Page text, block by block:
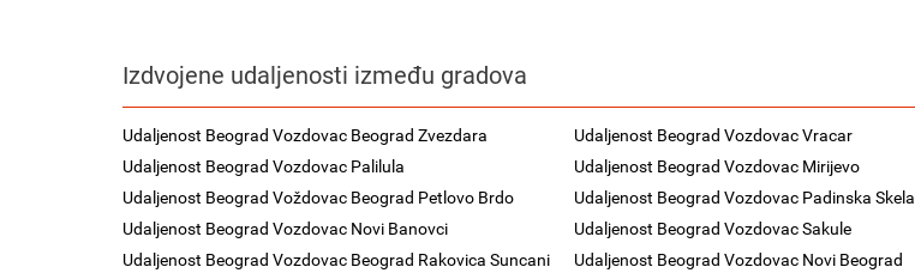
Izdvojene udaljenosti između gradova
Udaljenost Beograd Vozdovac Beograd Zvezdara Udaljenost Beograd Vozdovac Vracar
Udaljenost Beograd Vozdovac Palilula
Udaljenost Beograd Vozdovac Mirijevo
Udaljenost Beograd Voždovac Beograd Petlovo Brdo
Udaljenost Beograd Vozdovac Padinska Skela
Udaljenost Beograd Vozdovac Novi Banovci
Udaljenost Beograd Vozdovac Sakule
Udaljenost Beograd Vozdovac Beograd Rakovica Suncani
Udaljenost Beograd Vozdovac Novi Beograd